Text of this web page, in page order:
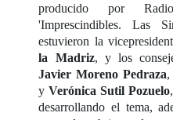
producido por
'Imprescindibles. Las
estuvieron la
la Madriz, y los
Javier Moreno Pedraza,
yVerónica Sutil Pozuelo
desarrollando el tema,